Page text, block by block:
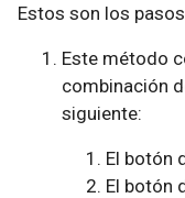
Estos son los
Este método
combinación
siguiente:
El botón
El botón